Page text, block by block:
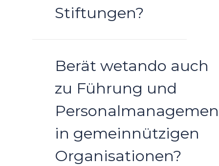
Stiftungen?
Berät wetando auch
zu Führung und
in gemeinnützigen
Organisationen?